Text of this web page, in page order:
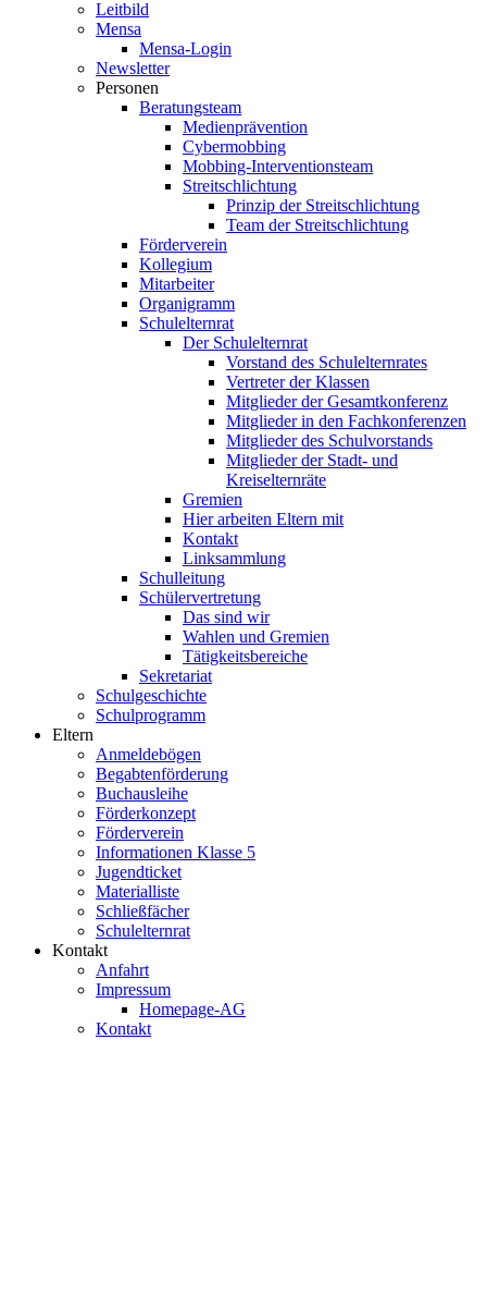
Leitbild
Mensa
Mensa-Login
Newsletter
Personen
Beratungsteam
Medienprävention
Cybermobbing
Mobbing-Interventionsteam
Streitschlichtung
Prinzip der Streitschlichtung
Team der Streitschlichtung
Förderverein
Kollegium
Mitarbeiter
Organigramm
Schulelternrat
Der Schulelternrat
Vorstand des Schulelternrates
Vertreter der Klassen
Mitglieder der Gesamtkonferenz
Mitglieder in den Fachkonferenzen
Mitglieder des Schulvorstands
Mitglieder der Stadt- und
Kreiselternräte
Gremien
Hier arbeiten Eltern mit
Kontakt
Linksammlung
Schulleitung
Schülervertretung
Das sind wir
Wahlen und Gremien
Tätigkeitsbereiche
Sekretariat
Schulgeschichte
Schulprogramm
Eltern
Anmeldebögen
Begabtenförderung
Buchausleihe
Förderkonzept
Förderverein
Informationen Klasse 5
Jugendticket
Materialliste
Schließfächer
Schulelternrat
Kontakt
Anfahrt
Impressum
Homepage-AG
Kontakt